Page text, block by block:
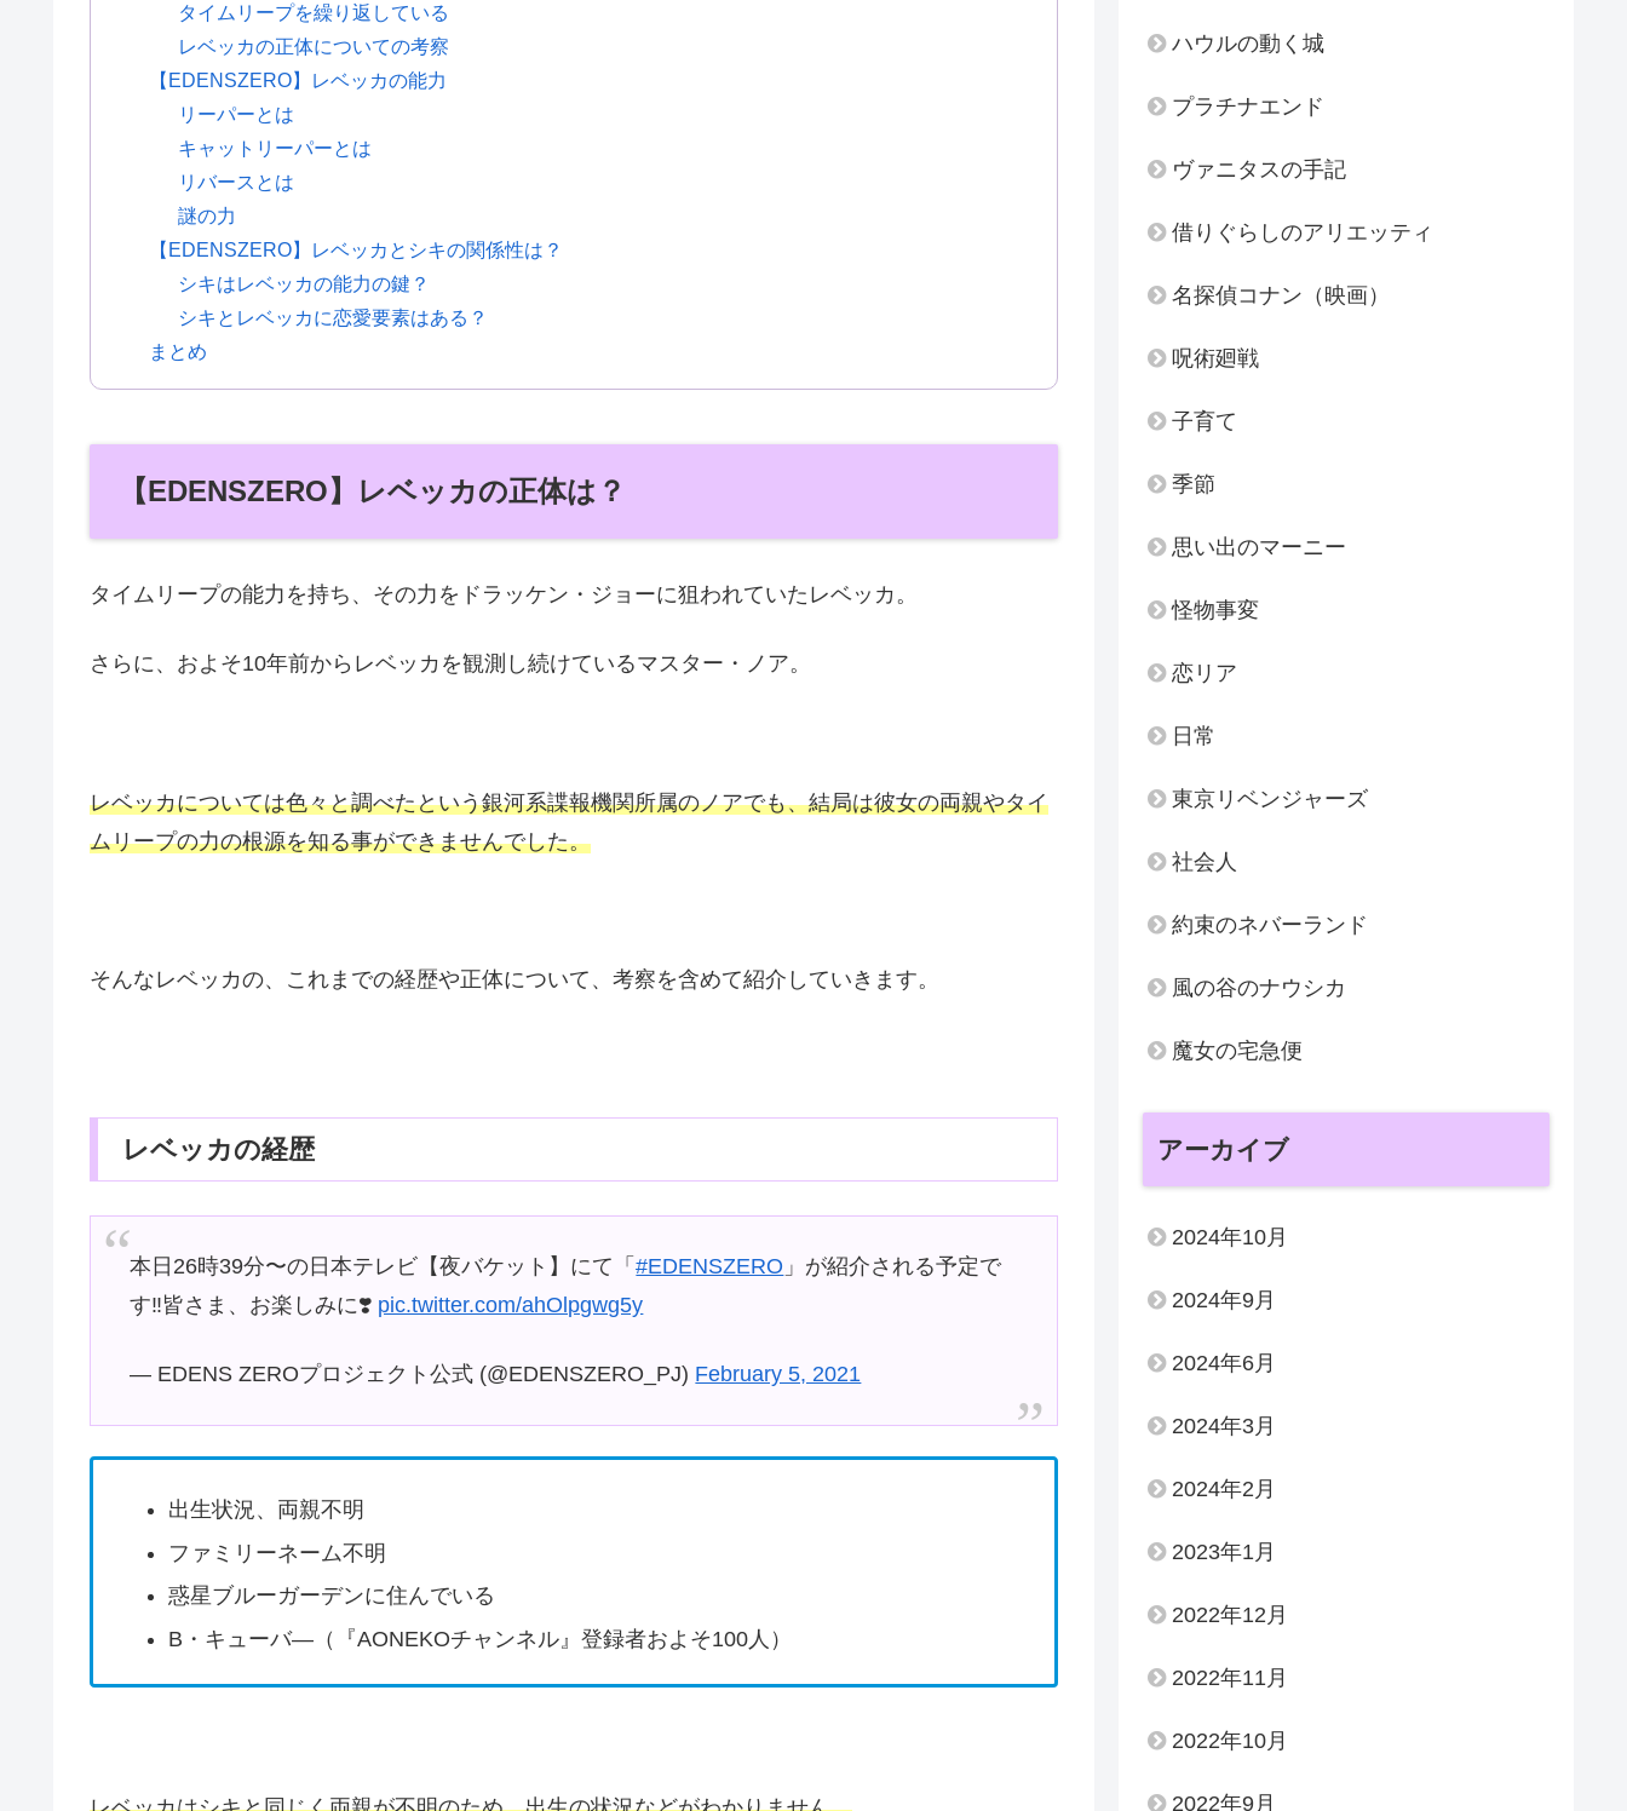
タイムリープを繰り返している
レベッカの正体についての考察
【EDENSZERO】レベッカの能力
リーパーとは
キャットリーパーとは
リバースとは
謎の力
【EDENSZERO】レベッカとシキの関係性は？
シキはレベッカの能力の鍵？
シキとレベッカに恋愛要素はある？
まとめ
【EDENSZERO】レベッカの正体は？
タイムリープの能力を持ち、その力をドラッケン・ジョーに狙われていたレベッカ。
さらに、およそ10年前からレベッカを観測し続けているマスター・ノア。
レベッカについては色々と調べたという銀河系諜報機関所属のノアでも、結局は彼女の両親やタイ
ムリープの力の根源を知る事ができませんでした。
そんなレベッカの、これまでの経歴や正体について、考察を含めて紹介していきます。
レベッカの経歴
本日26時39分〜の日本テレビ【夜バケット】にて「#EDENSZERO 」が紹介される予定で
す‼️皆さま、お楽しみに❣️ pic.twitter.com/ahOlpgwg5y
— EDENS ZEROプロジェクト公式 (@EDENSZERO_PJ) February 5, 2021
出生状況、両親不明
ファミリーネーム不明
惑星ブルーガーデンに住んでいる
B・キューバ―（『AONEKOチャンネル』登録者およそ100人）
ハウルの動く城
プラチナエンド
ヴァニタスの手記
借りぐらしのアリエッティ
名探偵コナン（映画）
呪術廻戦
子育て
季節
思い出のマーニー
怪物事変
恋リア
日常
東京リベンジャーズ
社会人
約束のネバーランド
風の谷のナウシカ
魔女の宅急便
アーカイブ
2024年10月
2024年9月
2024年6月
2024年3月
2024年2月
2023年1月
2022年12月
2022年11月
2022年10月
2022年9月